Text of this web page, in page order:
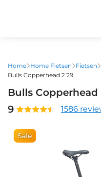
gaan
Home Home Fietsen Fietsen
Bulls Copperhead 2 29
Bulls Copperhead
9
1586
Sale